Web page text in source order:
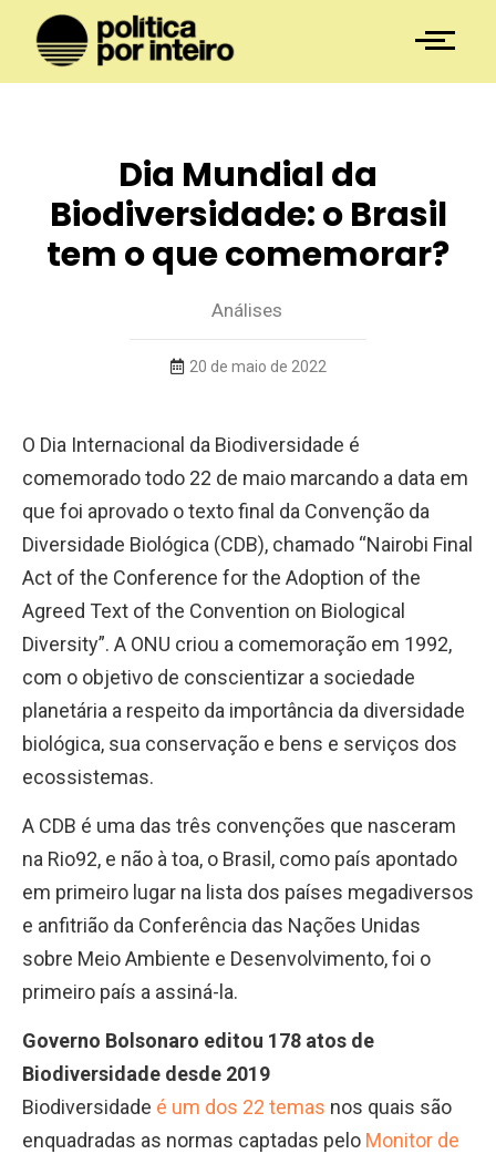
Dia Mundial da
Biodiversidade: o Brasil
tem o que comemorar?
Análises
20 de maio de 2022
O Dia Internacional da Biodiversidade é
comemorado todo 22 de maio marcando a data em
que foi aprovado o texto final da Convenção da
Diversidade Biológica (CDB), chamado “Nairobi Final
Act of the Conference for the Adoption of the
Agreed Text of the Convention on Biological
Diversity”. A ONU criou a comemoração em 1992,
com o objetivo de conscientizar a sociedade
planetária a respeito da importância da diversidade
biológica, sua conservação e bens e serviços dos
ecossistemas.
A CDB é uma das três convenções que nasceram
na Rio92, e não à toa, o Brasil, como país apontado
em primeiro lugar na lista dos países megadiversos
e anfitrião da Conferência das Nações Unidas
sobre Meio Ambiente e Desenvolvimento, foi o
primeiro país a assiná-la.
Governo Bolsonaro editou 178 atos de
Biodiversidade desde 2019
Biodiversidade é um dos 22 temas nos quais são
enquadradas as normas captadas pelo Monitor de